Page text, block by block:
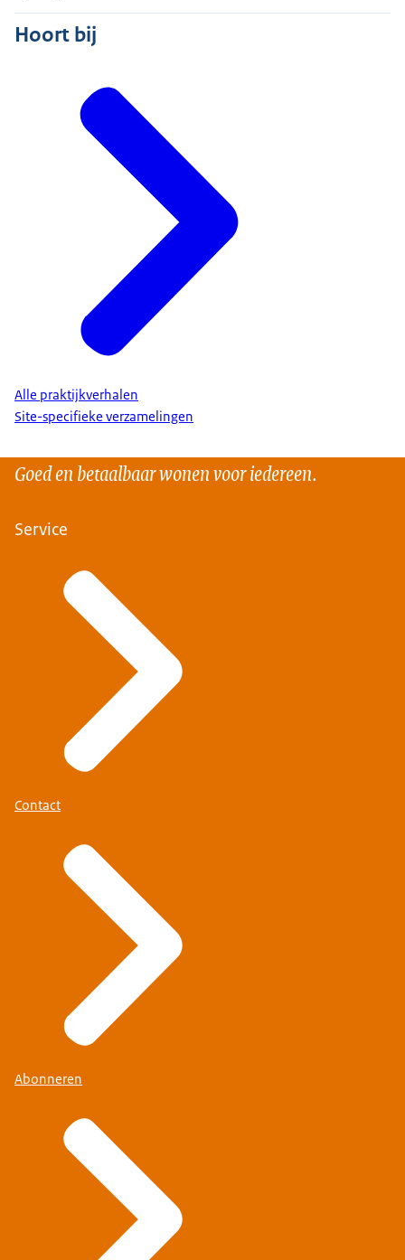
Hoort bij
Alle praktijkverhalen
Site-specifieke verzamelingen
Goed en betaalbaar wonen voor iedereen.
Service
Contact
Abonneren